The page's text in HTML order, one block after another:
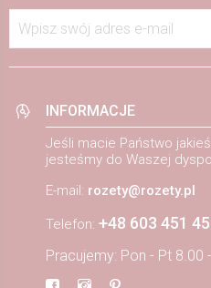
Wpisz swój adres e-mail
INFORMACJE
Jeśli macie Państwo
jesteśmy do Waszej
E-mail: rozety@rozety.pl
Telefon: +48 603 451
Pracujemy: Pon - Pt 8.00